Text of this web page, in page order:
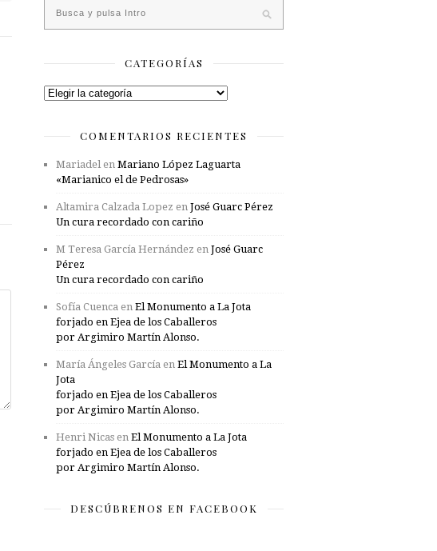
CATEGORÍAS
Categorías
COMENTARIOS RECIENTES
Mariadelen Mariano López Laguarta
«Marianico el de Pedrosas»
Altamira Calzada Lopez en José Guarc Pérez
Un cura recordado con cariño
M Teresa García Hernández en José Guarc
Pérez
Un cura recordado con cariño
Sofía Cuenca en El Monumento a La Jota
forjado en Ejea de los Caballeros
por Argimiro Martín Alonso.
María Ángeles García en El Monumento a La
Jota
forjado en Ejea de los Caballeros
por Argimiro Martín Alonso.
Henri Nicas en El Monumento a La Jota
forjado en Ejea de los Caballeros
por Argimiro Martín Alonso.
DESCÚBRENOS EN FACEBOOK